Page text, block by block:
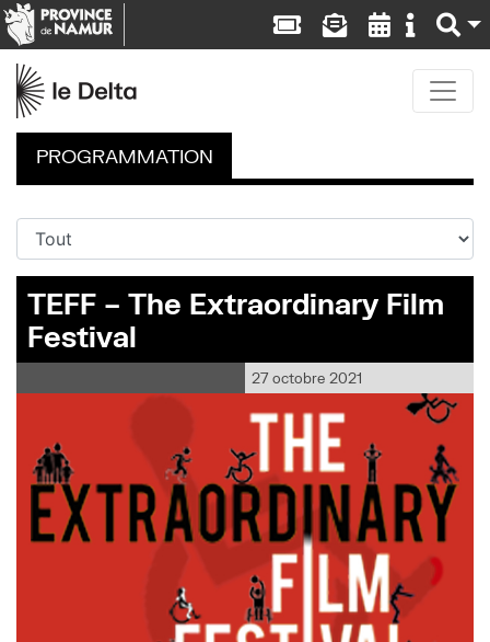
PROGRAMMATION
TEFF – The Extraordinary Film
Festival
27 octobre 2021